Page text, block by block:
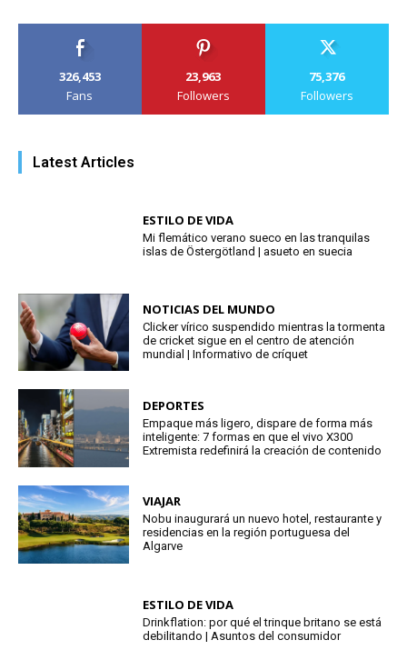
326,453
Fans
23,963
Followers
75,376
Followers
Latest Articles
ESTILO DE VIDA
Mi flemático verano sueco en las tranquilas
islas de Östergötland | asueto en suecia
NOTICIAS DEL MUNDO
Clicker vírico suspendido mientras la tormenta
de cricket sigue en el centro de atención
mundial | Informativo de críquet
DEPORTES
Empaque más ligero, dispare de forma más
inteligente: 7 formas en que el vivo X300
Extremista redefinirá la creación de contenido
VIAJAR
Nobu inaugurará un nuevo hotel, restaurante y
residencias en la región portuguesa del
Algarve
ESTILO DE VIDA
Drinkflation: por qué el trinque britano se está
debilitando | Asuntos del consumidor